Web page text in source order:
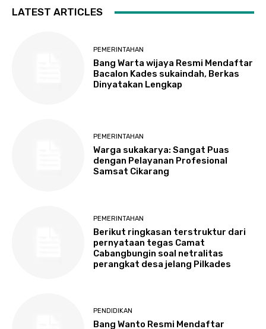
LATEST ARTICLES
PEMERINTAHAN
Bang Warta wijaya Resmi Mendaftar
Bacalon Kades sukaindah, Berkas
Dinyatakan Lengkap
PEMERINTAHAN
Warga sukakarya: Sangat Puas
dengan Pelayanan Profesional
Samsat Cikarang
PEMERINTAHAN
Berikut ringkasan terstruktur dari
pernyataan tegas Camat
Cabangbungin soal netralitas
perangkat desa jelang Pilkades
PENDIDIKAN
Bang Wanto Resmi Mendaftar